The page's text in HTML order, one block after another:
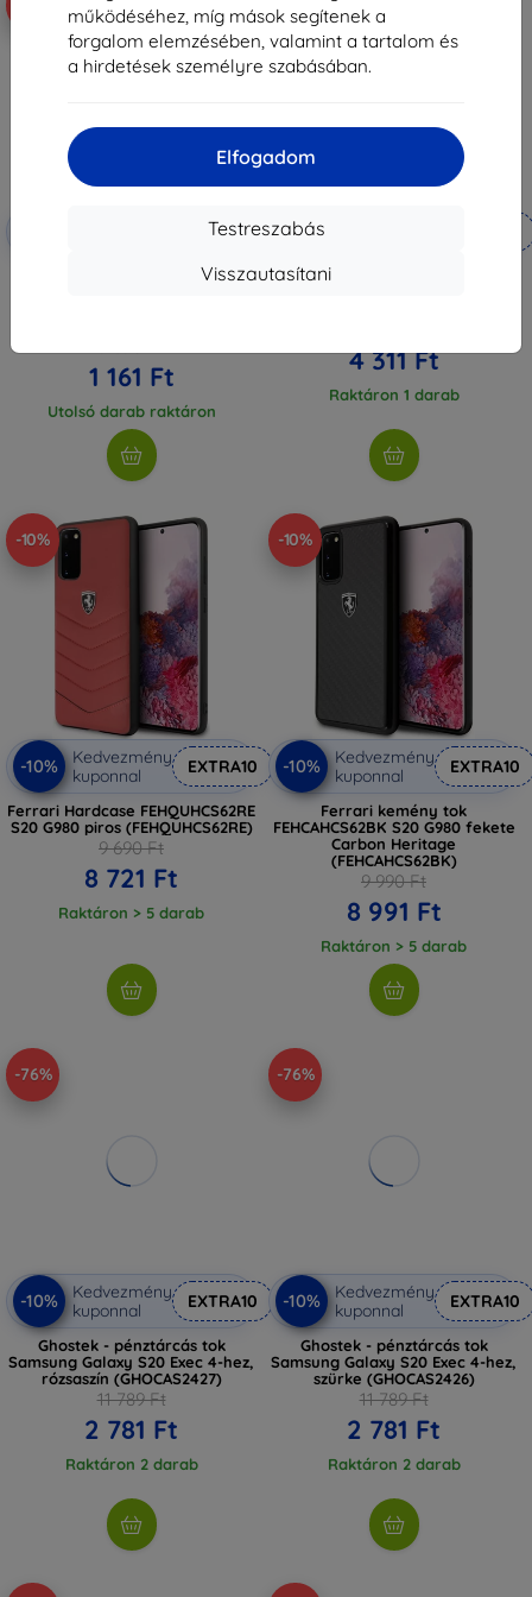
működéséhez, míg mások segítenek a
forgalom elemzésében, valamint a tartalom és
a hirdetések személyre szabásában.
Elfogadom
Testreszabás
Visszautasítani
EXTRA10
Eiger 3D GLASS tokbarát edzett
1 161 Ft
Utolsó darab raktáron
-10%
-10%
US Polo USHCS62SLHRWH S20
4 311 Ft
Raktáron 1 darab
-10%
-10%
Kedvezmény
kuponnal
EXTRA10
Ferrari Hardcase FEHQUHCS62RE
S20 G980 piros (FEHQUHCS62RE)
9 690 Ft
8 721 Ft
Raktáron > 5 darab
-10%
-10%
Kedvezmény
kuponnal
EXTRA10
Ferrari kemény tok
FEHCAHCS62BK S20 G980 fekete
Carbon Heritage
(FEHCAHCS62BK)
9 990 Ft
8 991 Ft
Raktáron > 5 darab
-76%
-10%
Kedvezmény
kuponnal
EXTRA10
Ghostek - pénztárcás tok
Samsung Galaxy S20 Exec 4-hez,
rózsaszín (GHOCAS2427)
11 789 Ft
2 781 Ft
Raktáron 2 darab
-76%
-10%
Kedvezmény
kuponnal
EXTRA10
Ghostek - pénztárcás tok
Samsung Galaxy S20 Exec 4-hez,
szürke (GHOCAS2426)
11 789 Ft
2 781 Ft
Raktáron 2 darab